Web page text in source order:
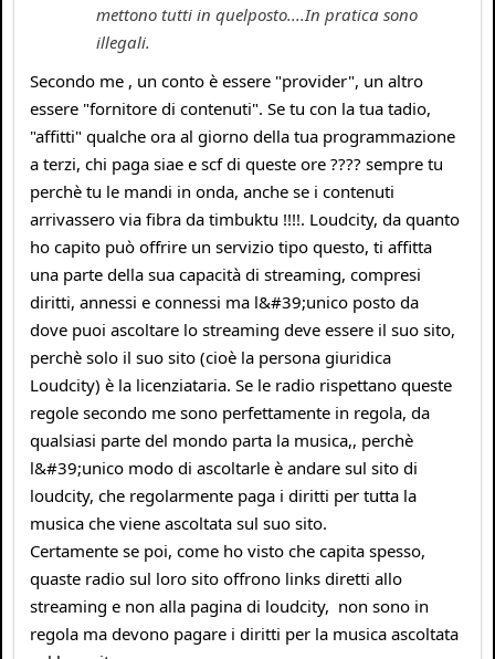
mettono tutti in quelposto....In pratica sono
illegali.
Secondo me , un conto è essere "provider", un altro
essere "fornitore di contenuti". Se tu con la tua tadio,
"affitti" qualche ora al giorno della tua programmazione
a terzi, chi paga siae e scf di queste ore ???? sempre tu
perchè tu le mandi in onda, anche se i contenuti
arrivassero via fibra da timbuktu !!!!. Loudcity, da quanto
ho capito può offrire un servizio tipo questo, ti affitta
una parte della sua capacità di streaming, compresi
diritti, annessi e connessi ma l&#39;unico posto da
dove puoi ascoltare lo streaming deve essere il suo sito,
perchè solo il suo sito (cioè la persona giuridica
Loudcity) è la licenziataria. Se le radio rispettano queste
regole secondo me sono perfettamente in regola, da
qualsiasi parte del mondo parta la musica,, perchè
l&#39;unico modo di ascoltarle è andare sul sito di
loudcity, che regolarmente paga i diritti per tutta la
musica che viene ascoltata sul suo sito.
Certamente se poi, come ho visto che capita spesso,
quaste radio sul loro sito offrono links diretti allo
streaming e non alla pagina di loudcity, non sono in
regola ma devono pagare i diritti per la musica ascoltata